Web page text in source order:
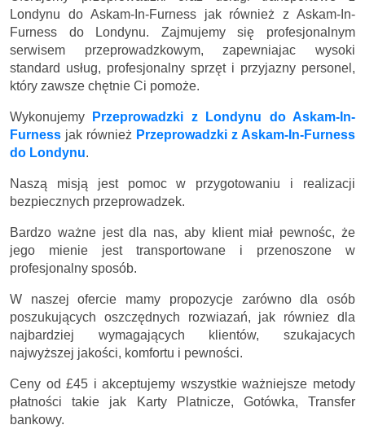
Londynu do Askam-In-Furness jak również z Askam-In-
Furness do Londynu. Zajmujemy się profesjonalnym
serwisem przeprowadzkowym, zapewniajac wysoki
standard usług, profesjonalny sprzęt i przyjazny personel,
który zawsze chętnie Ci pomoże.
Wykonujemy
Przeprowadzki z Londynu do Askam-In-
Furness jak również Przeprowadzki z Askam-In-Furness
do Londynu.
Naszą misją jest pomoc w przygotowaniu i realizacji
bezpiecznych przeprowadzek.
Bardzo ważne jest dla nas, aby klient miał pewnośc, że
jego mienie jest transportowane i przenoszone w
profesjonalny sposób.
W naszej ofercie mamy propozycje zarówno dla osób
poszukujących oszczędnych rozwiazań, jak równiez dla
najbardziej wymagających klientów, szukajacych
najwyższej jakości, komfortu i pewności.
Ceny od £45 i akceptujemy wszystkie ważniejsze metody
płatności takie jak Karty Platnicze, Gotówka, Transfer
bankowy.